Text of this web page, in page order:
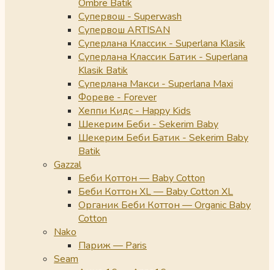
Ombre Batik
Супервош - Superwash
Супервош ARTISAN
Суперлана Классик - Superlana Klasik
Суперлана Классик Батик - Superlana
Klasik Batik
Суперлана Макси - Superlana Maxi
Фореве - Forever
Хеппи Кидс - Happy Kids
Шекерим Беби - Sekerim Baby
Шекерим Беби Батик - Sekerim Baby
Batik
Gazzal
Беби Коттон — Baby Cotton
Беби Коттон XL — Baby Cotton XL
Органик Беби Коттон — Organic Baby
Cotton
Nako
Париж — Paris
Seam